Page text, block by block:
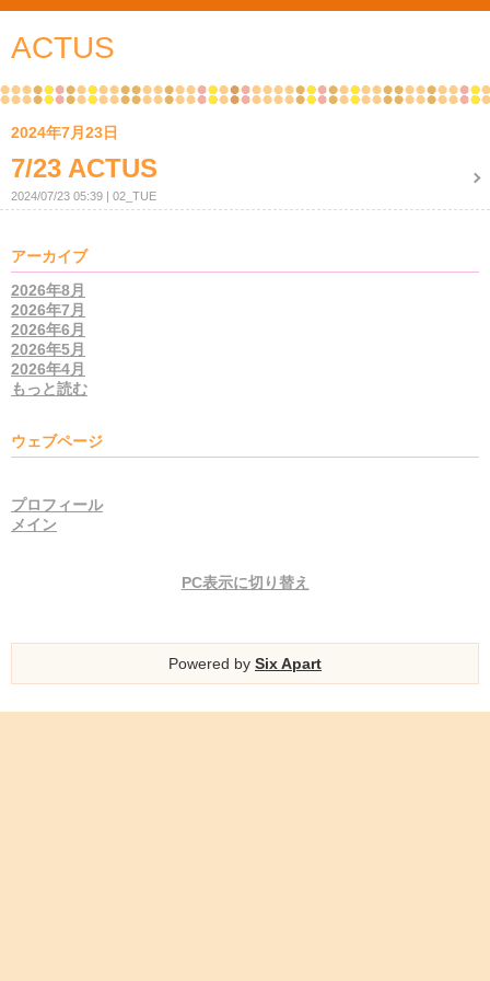
ACTUS
2024年7月23日
7/23 ACTUS
2024/07/23 05:39 02_TUE
アーカイブ
2026年8月
2026年7月
2026年6月
2026年5月
2026年4月
もっと読む
ウェブページ
プロフィール
メイン
PC表示に切り替え
Powered by Six Apart